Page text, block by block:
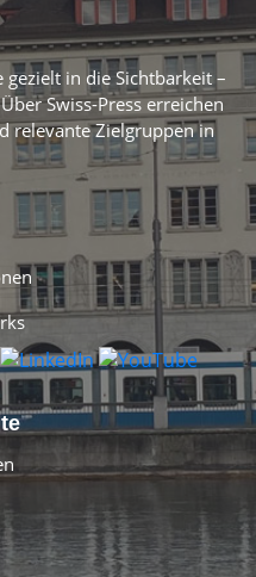
in die Sichtbarkeit –
Swiss-Press erreichen
relevante Zielgruppen in